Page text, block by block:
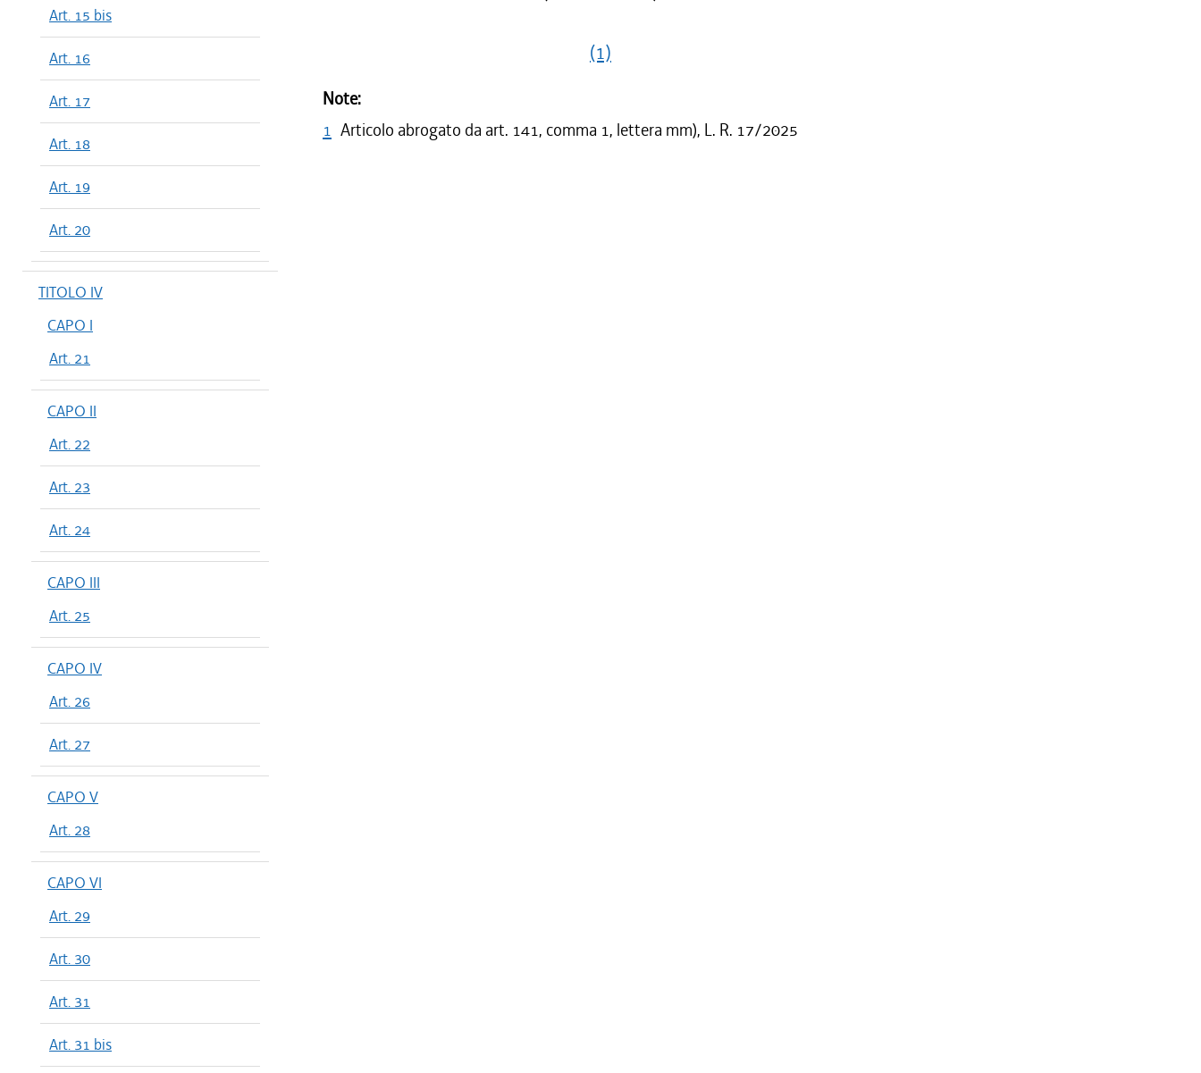
Art. 15 bis
Art. 16
Art. 17
Art. 18
Art. 19
Art. 20
TITOLO IV
CAPO I
Art. 21
CAPO II
Art. 22
Art. 23
Art. 24
CAPO III
Art. 25
CAPO IV
Art. 26
Art. 27
CAPO V
Art. 28
CAPO VI
Art. 29
Art. 30
Art. 31
Art. 31 bis
(1)
Note:
1 Articolo abrogato da art. 141, comma 1, lettera mm), L. R. 17/2025